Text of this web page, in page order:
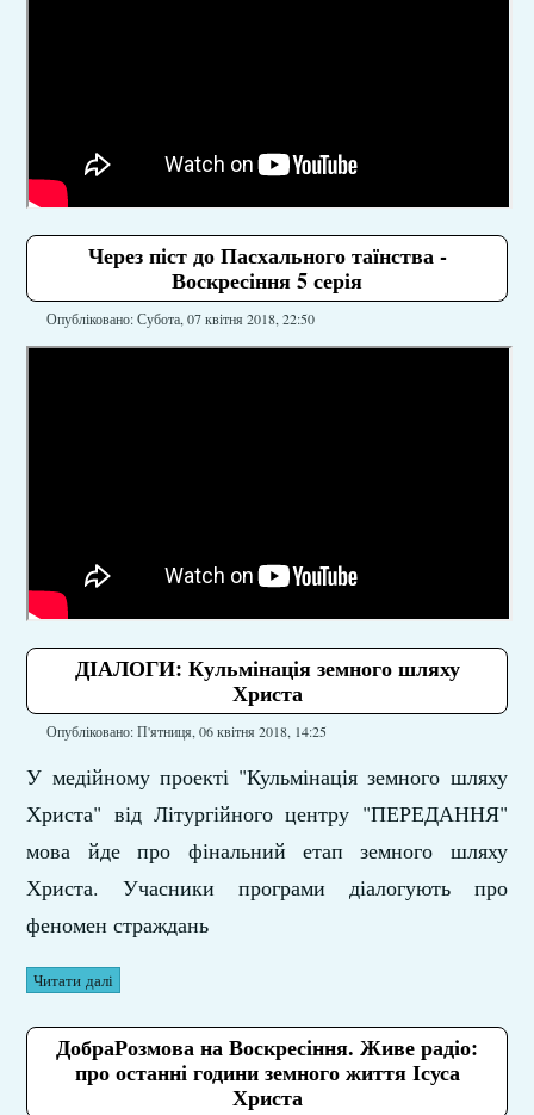
Через піст до Пасхального таїнства -
Воскресіння 5 серія
Опубліковано: Субота, 07 квітня 2018, 22:50
ДІАЛОГИ: Кульмінація земного шляху
Христа
Опубліковано: П'ятниця, 06 квітня 2018, 14:25
У медійному проекті "Кульмінація земного шляху
Христа" від Літургійного центру "ПЕРЕДАННЯ"
мова йде про фінальний етап земного шляху
Христа. Учасники програми діалогують про
феномен страждань
Читати далі
ДобраРозмова на Воскресіння. Живе радіо:
про останні години земного життя Ісуса
Христа